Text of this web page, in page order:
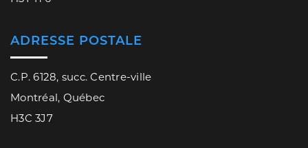
ADRESSE POSTALE
C.P. 6128, succ. Centre-ville
Montréal, Québec
H3C 3J7